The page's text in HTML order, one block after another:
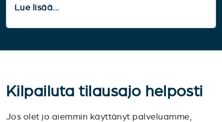
Lue lisää...
Kilpailuta tilausajo helposti
Jos olet jo aiemmin käyttänyt palveluamme,